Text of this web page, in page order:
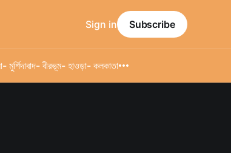
- মুর্শিদাবাদ- বীরভূম- হাওড়া- কলকাতা
Sign in Subscribe